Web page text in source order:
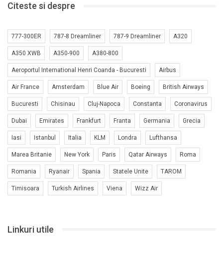
Citeste si despre
777-300ER 787-8 Dreamliner 787-9 Dreamliner A320
A350 XWB A350-900 A380-800
Aeroportul International Henri Coanda - Bucuresti Airbus
Air France Amsterdam Blue Air Boeing British Airways
Bucuresti Chisinau Cluj-Napoca Constanta Coronavirus
Dubai Emirates Frankfurt Franta Germania Grecia
Iasi Istanbul Italia KLM Londra Lufthansa
Marea Britanie New York Paris Qatar Airways Roma
Romania Ryanair Spania Statele Unite TAROM
Timisoara Turkish Airlines Viena Wizz Air
Linkuri utile